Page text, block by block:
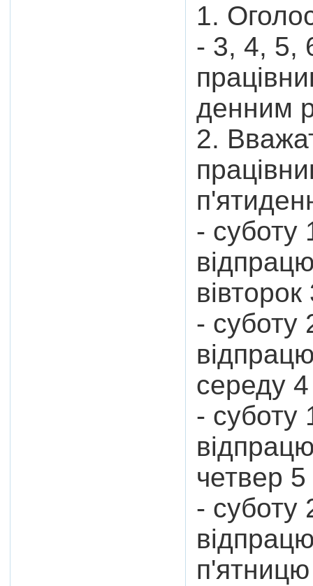
1.
- 3, 4, 5,
денним
2.
- суботу
- суботу
середу
- суботу
четвер
- суботу